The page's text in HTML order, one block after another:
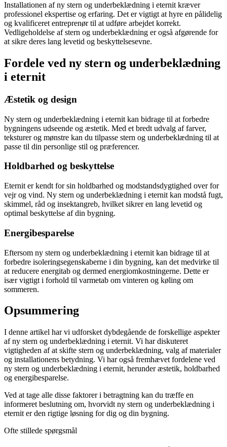
Installationen af ny stern og underbeklædning i eternit kræver
professionel ekspertise og erfaring. Det er vigtigt at hyre en pålidelig
og kvalificeret entreprenør til at udføre arbejdet korrekt.
Vedligeholdelse af stern og underbeklædning er også afgørende for
at sikre deres lang levetid og beskyttelsesevne.
Fordele ved ny stern og underbeklædning
i eternit
Æstetik og design
Ny stern og underbeklædning i eternit kan bidrage til at forbedre
bygningens udseende og æstetik. Med et bredt udvalg af farver,
teksturer og mønstre kan du tilpasse stern og underbeklædning til at
passe til din personlige stil og præferencer.
Holdbarhed og beskyttelse
Eternit er kendt for sin holdbarhed og modstandsdygtighed over for
vejr og vind. Ny stern og underbeklædning i eternit kan modstå fugt,
skimmel, råd og insektangreb, hvilket sikrer en lang levetid og
optimal beskyttelse af din bygning.
Energibesparelse
Eftersom ny stern og underbeklædning i eternit kan bidrage til at
forbedre isoleringsegenskaberne i din bygning, kan det medvirke til
at reducere energitab og dermed energiomkostningerne. Dette er
især vigtigt i forhold til varmetab om vinteren og køling om
sommeren.
Opsummering
I denne artikel har vi udforsket dybdegående de forskellige aspekter
af ny stern og underbeklædning i eternit. Vi har diskuteret
vigtigheden af at skifte stern og underbeklædning, valg af materialer
og installationens betydning. Vi har også fremhævet fordelene ved
ny stern og underbeklædning i eternit, herunder æstetik, holdbarhed
og energibesparelse.
Ved at tage alle disse faktorer i betragtning kan du træffe en
informeret beslutning om, hvorvidt ny stern og underbeklædning i
eternit er den rigtige løsning for dig og din bygning.
Ofte stillede spørgsmål